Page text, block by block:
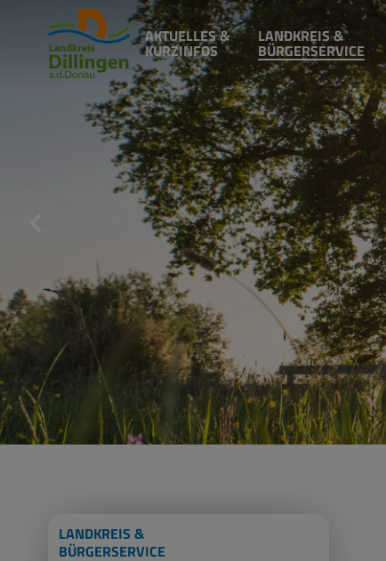
AKTUELLES &
KURZINFOS
LANDKREIS &
BÜRGERSERVICE
LANDKREIS &
BÜRGERSERVICE